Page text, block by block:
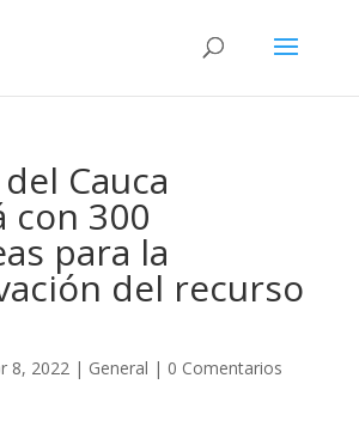
Cauca
con 300
para la
del recurso
8, 2022| General | 0 Comentarios